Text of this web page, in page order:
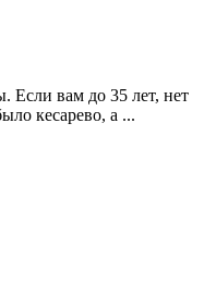
Если вам до 35 лет, нет
кесарево, а ...